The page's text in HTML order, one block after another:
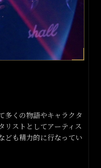
多くの物語やキャラクタ
リストとしてアーティス
ども精力的に行なってい